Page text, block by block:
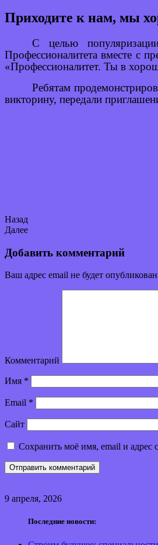
Приходите к нам, мы
С целью
Профессионалитета вместе с
«Профессионалитет. Ты в
Ребятам
викторину, передали
Назад
Далее
Добавить комментарий
Ваш адрес email не будет
Комментарий
Имя *
Email *
Сайт
Сохранить моё имя, email и адрес
9 апреля, 2026
Последние новости: